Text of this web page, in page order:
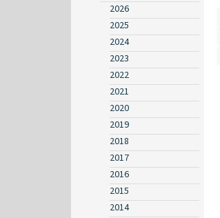
2026
2025
2024
2023
2022
2021
2020
2019
2018
2017
2016
2015
2014